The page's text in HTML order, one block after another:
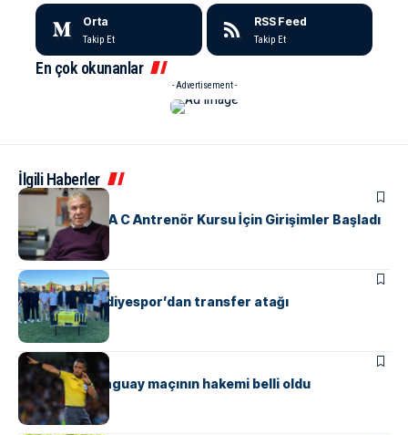
Orta
Takip Et
RSS Feed
Takip Et
En çok okunanlar
- Advertisement -
İlgili Haberler
SPOR
Yalova’da UEFA C Antrenör Kursu İçin Girişimler Başladı
ÇINARCIKSPOR
Çınarcık Belediyespor’dan transfer atağı
SPOR
Türkiye – Paraguay maçının hakemi belli oldu